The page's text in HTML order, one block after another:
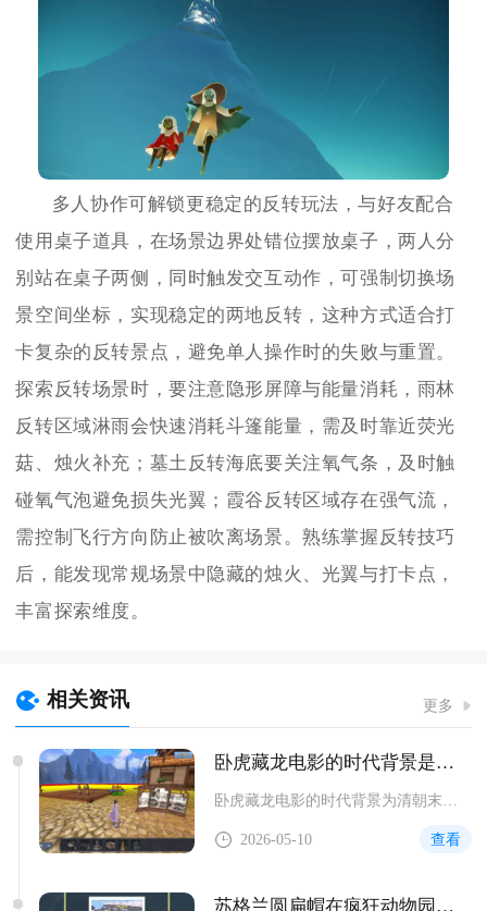
多人协作可解锁更稳定的反转玩法，与好友配合
使用桌子道具，在场景边界处错位摆放桌子，两人分
别站在桌子两侧，同时触发交互动作，可强制切换场
景空间坐标，实现稳定的两地反转，这种方式适合打
卡复杂的反转景点，避免单人操作时的失败与重置。
探索反转场景时，要注意隐形屏障与能量消耗，雨林
反转区域淋雨会快速消耗斗篷能量，需及时靠近荧光
菇、烛火补充；墓土反转海底要关注氧气条，及时触
碰氧气泡避免损失光翼；霞谷反转区域存在强气流，
需控制飞行方向防止被吹离场景。熟练掌握反转技巧
后，能发现常规场景中隐藏的烛火、光翼与打卡点，
丰富探索维度。
相关资讯 更多
卧虎藏龙电影的时代背景是什么
2026-05-10 查看
苏格兰圆扁帽在疯狂动物园中被如何呈现的